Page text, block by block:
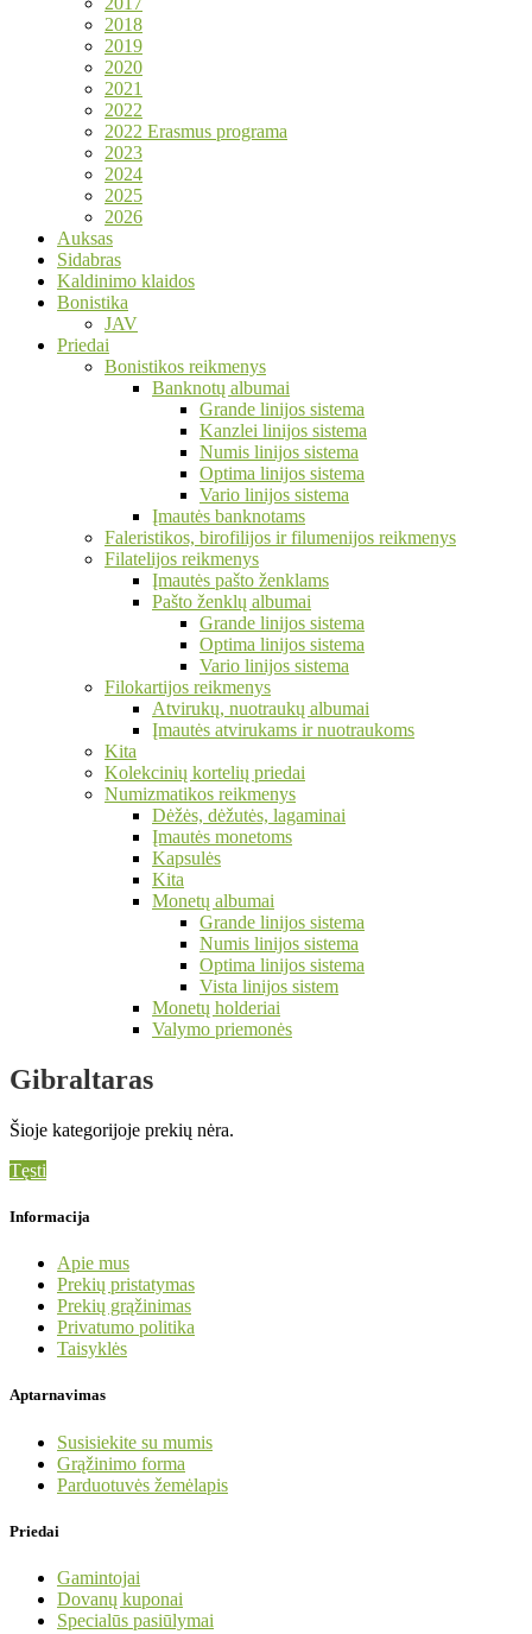
2018
2019
2020
2021
2022
2022 Erasmus programa
2023
2024
2025
2026
Auksas
Sidabras
Kaldinimo klaidos
Bonistika
JAV
Priedai
Bonistikos reikmenys
Banknotų albumai
Grande linijos sistema
Kanzlei linijos sistema
Numis linijos sistema
Optima linijos sistema
Vario linijos sistema
Įmautės banknotams
Faleristikos, birofilijos ir filumenijos reikmenys
Filatelijos reikmenys
Įmautės pašto ženklams
Pašto ženklų albumai
Grande linijos sistema
Optima linijos sistema
Vario linijos sistema
Filokartijos reikmenys
Atvirukų, nuotraukų albumai
Įmautės atvirukams ir nuotraukoms
Kita
Kolekcinių kortelių priedai
Numizmatikos reikmenys
Dėžės, dėžutės, lagaminai
Įmautės monetoms
Kapsulės
Kita
Monetų albumai
Grande linijos sistema
Numis linijos sistema
Optima linijos sistema
Vista linijos sistem
Monetų holderiai
Valymo priemonės
Gibraltaras
Šioje kategorijoje prekių nėra.
Tęsti
Informacija
Apie mus
Prekių pristatymas
Prekių grąžinimas
Privatumo politika
Taisyklės
Aptarnavimas
Susisiekite su mumis
Grąžinimo forma
Parduotuvės žemėlapis
Priedai
Gamintojai
Dovanų kuponai
Specialūs pasiūlymai